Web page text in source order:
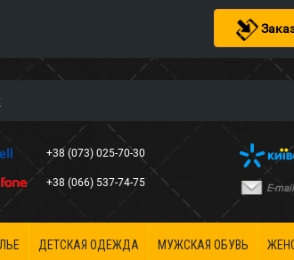
+38 (073) 025-70-30
+38 (066) 537-74-75 E-mail
ДЕТСКАЯ ОДЕЖДА МУЖСКАЯ ОБУВЬ